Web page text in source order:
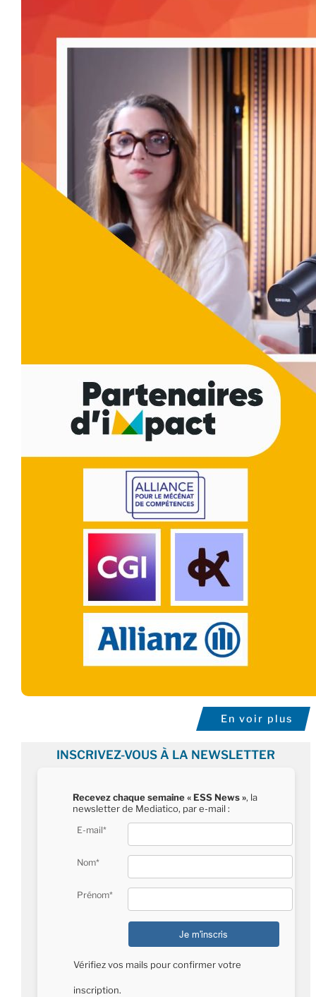
En voir plus
INSCRIVEZ-VOUS À LA NEWSLETTER
Recevez chaque semaine « ESS News », la
newsletter de Mediatico, par e-mail :
E-mail*
Nom*
Prénom*
Vérifiez vos mails pour confirmer votre
inscription.